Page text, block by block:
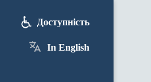
Доступність
In English